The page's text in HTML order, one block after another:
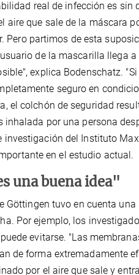
real de infección es sin
aire que sale de la máscara
Pero partimos de esta
de la mascarilla llega
explica Bodenschatz.
seguro en
el colchón de seguridad
por una persona
del Instituto
en el estudio actual.
una buena idea"
tuvo en cuenta
Por ejemplo, los
evitarse. "Las
de forma extremadamente
por el aire que sale y